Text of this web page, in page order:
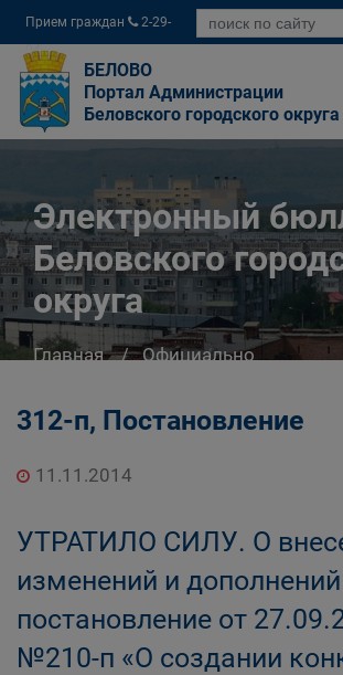
Прием граждан
2-29-
04
БЕЛОВО
Портал Администрации
Беловского городского округа
Электронный
Беловского
округа
Главная
Официально
городского округа
312-п, Постановление
11.11.2014
УТРАТИЛО СИЛУ. О
изменений и
постановление от
№210-п «О создании